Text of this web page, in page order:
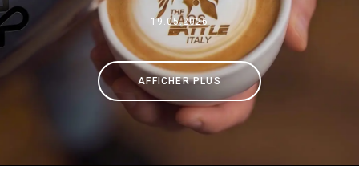
19.05.2026
AFFICHER PLUS
Group
Histoire